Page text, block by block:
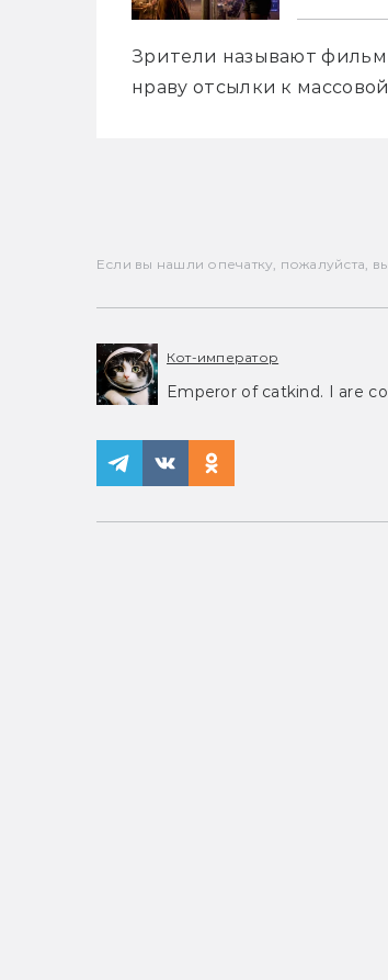
Зрители называют
нраву отсылки к
Если вы нашли опечатку, пожалуйста,
Кот-император
Emperor of catkind. I are